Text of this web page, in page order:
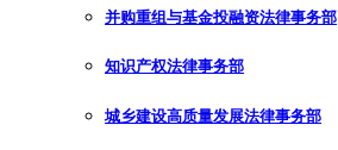
并购重组与基金投融资法律事务部
知识产权法律事务部
城乡建设高质量发展法律事务部